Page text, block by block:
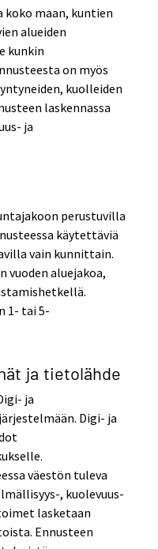
koko maan, kuntien
alueiden
kunkin
on myös
kuolleiden
laskennassa
ja
perustuvilla
käytettäviä
vain kunnittain.
vuoden aluejakoa,
1- tai 5-
ja tietolähde
ja
Digi- ja
väestön tuleva
, kuolevuus-
lasketaan
Ennusteen